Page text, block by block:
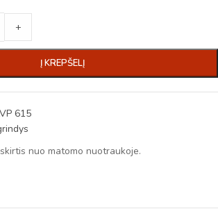
+
Į KREPŠELĮ
615
nuo matomo nuotraukoje.